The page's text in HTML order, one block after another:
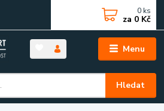
Menu
Hledat
0 ks
za 0 Kč